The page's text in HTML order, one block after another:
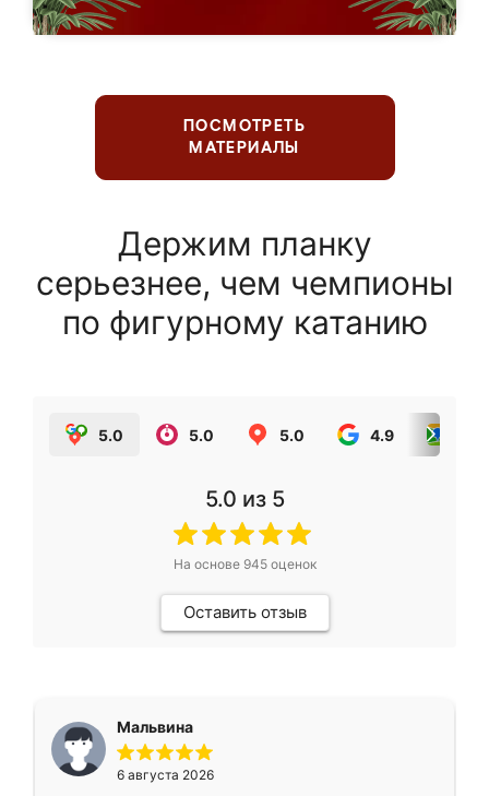
ПОСМОТРЕТЬ
МАТЕРИАЛЫ
Держим планку
серьезнее, чем чемпионы
по фигурному катанию
5.0 5.0 5.0 4.9
5.0 из 5
На основе 945оценок
Оставить отзыв
Мальвина
6 августа 2026